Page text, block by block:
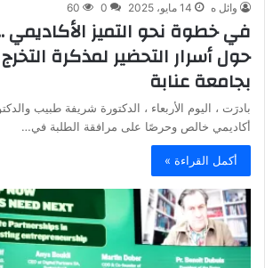
وائل ه 14 مايو، 2025 0
60
في خطوة نحو التميز
حول أسرار التحضير لمذكرة
بجامعة عنابة
بادرَت ، اليوم الأربعاء ، الدكتورة شريفة طبيب
أكاديمي خالص وحرصًا على مرافقة الطلبة في…
أكمل القراءة »